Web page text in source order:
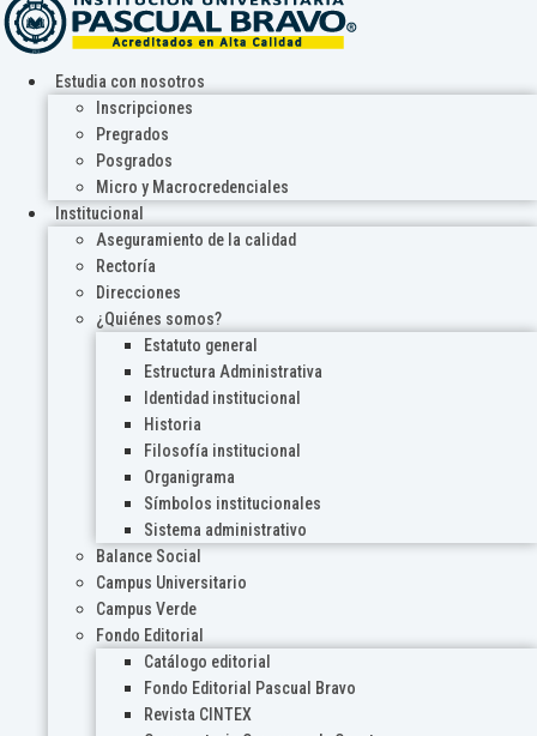
Estudia con nosotros
Inscripciones
Pregrados
Posgrados
Micro y Macrocredenciales
Institucional
Aseguramiento de la calidad
Rectoría
Direcciones
¿Quiénes somos?
Estatuto general
Estructura Administrativa
Identidad institucional
Historia
Filosofía institucional
Organigrama
Símbolos institucionales
Sistema administrativo
Balance Social
Campus Universitario
Campus Verde
Fondo Editorial
Catálogo editorial
Fondo Editorial Pascual Bravo
Revista CINTEX